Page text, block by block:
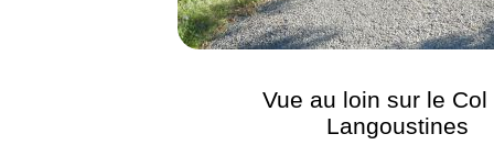
Vue au loin sur le Col
Langoustines